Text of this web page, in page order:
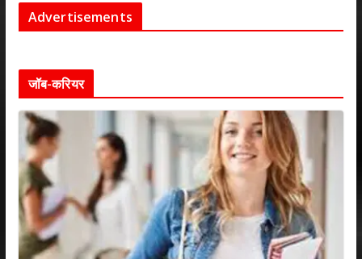
Advertisements
जॉब-करियर